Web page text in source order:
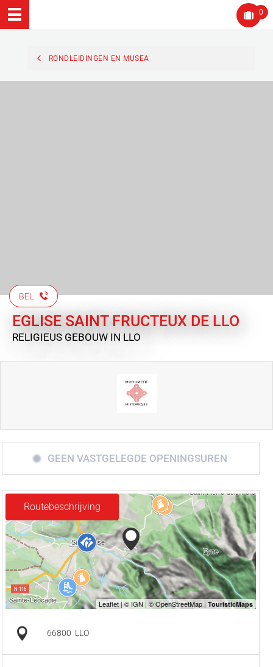
0
RONDLEIDINGEN EN MUSEA
BEL
EGLISE SAINT FRUCTEUX DE LLO
RELIGIEUS GEBOUW IN LLO
GEEN VASTGELEGDE OPENINGSUREN
Routebeschrijving
66800 LLO